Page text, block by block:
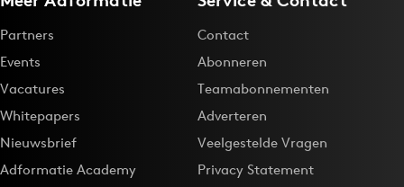
Partners
Events
Vacatures
Whitepapers
Nieuwsbrief
Adformatie Academy
Contact
Abonneren
Teamabonnementen
Adverteren
Veelgestelde Vragen
Privacy Statement